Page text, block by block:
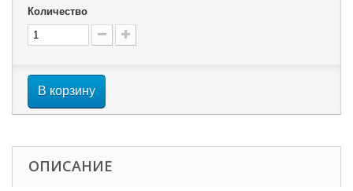
Количество
В корзину
ОПИСАНИЕ